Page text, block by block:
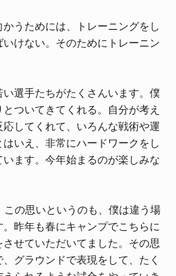
うためには、トレーニングをし
けない。そのためにトレーニン
選手たちがたくさんいます。僕
ついてきてくれる。自分が考え
してくれて、いろんな戦術や運
いえ、非常にハードワークをし
ます。今年始まるのが楽しみな
の思いというのも、僕は違う場
昨年も春にキャンプでこちらに
せていただいてました。その思
グラウンドで表現をして、たく